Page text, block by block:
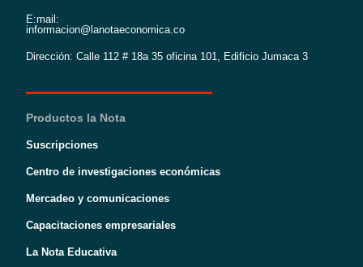
E:mail:
informacion@lanotaeconomica.co
Dirección: Calle 112 # 18a 35 oficina 101, Edificio Jumaca 3
Productos la Nota
Suscripciones
Centro de investigaciones económicas
Mercadeo y comunicaciones
Capacitaciones empresariales
La Nota Educativa